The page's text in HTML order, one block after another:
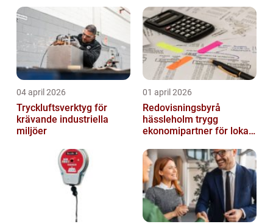
04 april 2026
Tryckluftsverktyg för
krävande industriella
miljöer
01 april 2026
Redovisningsbyrå
hässleholm trygg
ekonomipartner för lokala